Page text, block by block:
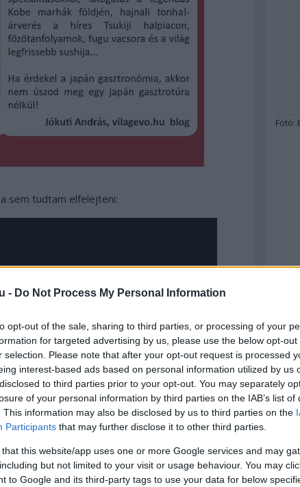
- Do Not Process My Personal Information
opt-out of the sale, sharing to third parties, or processing of your
for targeted advertising by us, please use the below opt-out
selection. Please note that after your opt-out request is processed
interest-based ads based on personal information utilized by us
to third parties prior to your opt-out. You may separately
of your personal information by third parties on the IAB’s list of
This information may also be disclosed by us to third parties on the
Participants that may further disclose it to other third parties.
that this website/app uses one or more Google services and may
but not limited to your visit or usage behaviour. You may
to Google and its third-party tags to use your data for below
sem tudtam elfelejteni:
a YouTube-on: "i would sell my soul for this
el érte, de alig várom, hogy újra a számban
Fotó: